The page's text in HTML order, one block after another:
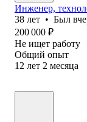
Инженер,
38 лет • Был
200 000 ₽
Не ищет работу
Общий опыт
12 лет 2 месяца